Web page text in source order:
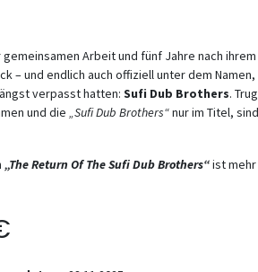
gemeinsamen Arbeit und fünf Jahre nach
– und endlich auch offiziell unter dem
verpasst hatten: Sufi Dub Brothers.
und die „Sufi Dub Brothers“nur im Titel,
„The Return Of The Sufi Dub Brothers“ist mehr